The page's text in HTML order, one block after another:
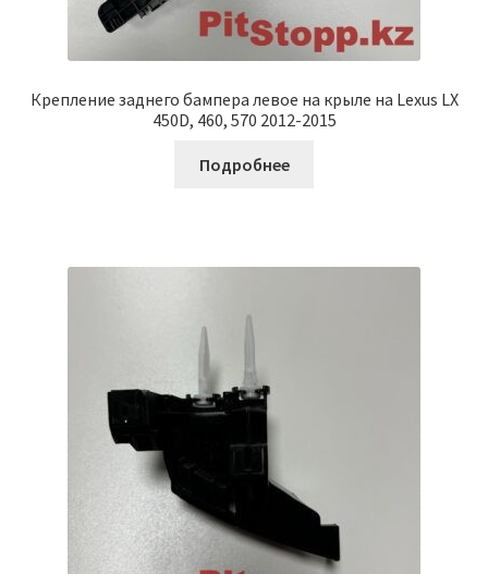
Крепление заднего бампера левое на крыле на Lexus LX
450D, 460, 570 2012-2015
Подробнее